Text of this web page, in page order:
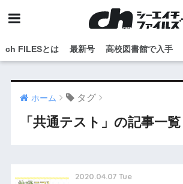
ch FILESとは 最新号 高校図書館で入手
ホーム タグ
「共通テスト」の記事一覧
2020.04.07 Tue